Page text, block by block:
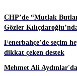
CHP’de “Mutlak
Gözler
Fenerbahçe’de seçim
dikkat çeken destek
Mehmet Ali